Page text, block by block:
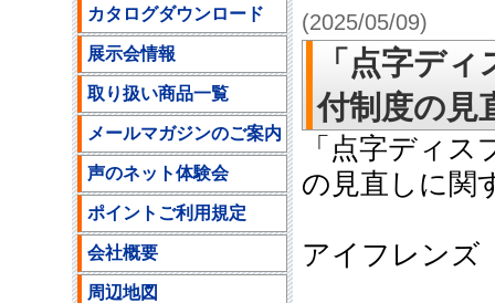
(2025/05/09)
「点字デ
付制度の見
「点字ディ
の見直しに関
アイフレン
カタログダウンロード
展示会情報
取り扱い商品一覧
メールマガジンのご案内
声のネット体験会
ポイントご利用規定
会社概要
周辺地図